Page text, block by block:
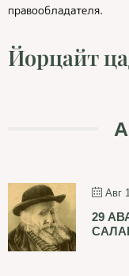
правообладателя.
Йорцайт
Авг
29